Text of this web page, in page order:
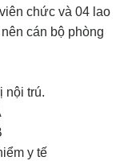
chức và 04 lao
cán bộ phòng
nội trú.
y tế